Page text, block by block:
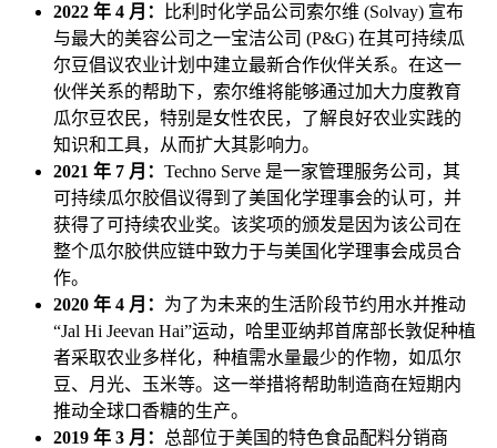
2022 年 4 月：
比利时化学品公司索尔维 (Solvay) 宣布
与最大的美容公司之一宝洁公司 (P&G) 在其可持续瓜
尔豆倡议农业计划中建立最新合作伙伴关系。在这一
伙伴关系的帮助下，索尔维将能够通过加大力度教育
瓜尔豆农民，特别是女性农民，了解良好农业实践的
知识和工具，从而扩大其影响力。
2021 年 7 月： Techno Serve 是一家管理服务公司，其
可持续瓜尔胶倡议得到了美国化学理事会的认可，并
获得了可持续农业奖。该奖项的颁发是因为该公司在
整个瓜尔胶供应链中致力于与美国化学理事会成员合
作。
2020 年 4 月： 为了为未来的生活阶段节约用水并推动
“Jal Hi Jeevan Hai”运动，哈里亚纳邦首席部长敦促种植
者采取农业多样化，种植需水量最少的作物，如瓜尔
豆、月光、玉米等。这一举措将帮助制造商在短期内
推动全球口香糖的生产。
2019 年 3 月： 总部位于美国的特色食品配料分销商